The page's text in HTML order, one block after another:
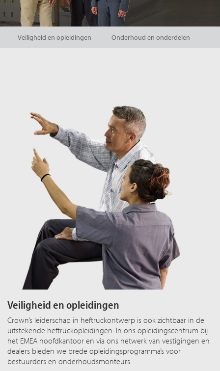
Veiligheid en opleidingen Onderhoud en onderdelen
Veiligheid en opleidingen
Crown’s leiderschap in heftruckontwerp is ook zichtbaar in de
uitstekende heftruckopleidingen. In ons opleidingscentrum bij
het EMEA hoofdkantoor en via ons netwerk van vestigingen en
dealers bieden we brede opleidingsprogramma’s voor
bestuurders en onderhoudsmonteurs.